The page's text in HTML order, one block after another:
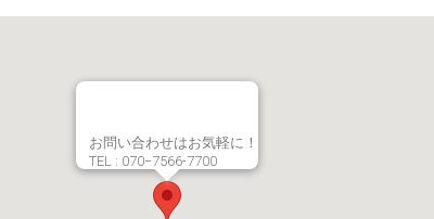
お問い合わせはお気軽に！
TEL : 070−7566-7700